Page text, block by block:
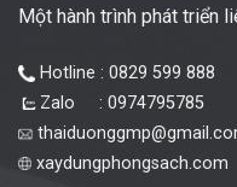
Một hành trình phát triển
Hotline : 0829 599 888
Zalo : 0974795785
xaydungphongsach.com